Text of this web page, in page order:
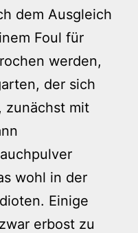
dem Ausgleich
Foul für
werden,
der sich
zunächst mit
wohl in der
Einige
erbost zu